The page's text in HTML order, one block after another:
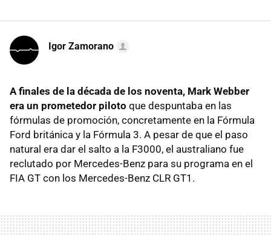
Igor Zamorano
A finales de la década de los noventa, Mark Webber
era un prometedor piloto que despuntaba en las
fórmulas de promoción, concretamente en la Fórmula
Ford británica y la Fórmula 3. A pesar de que el paso
natural era dar el salto a la F3000, el australiano fue
reclutado por Mercedes-Benz para su programa en el
FIA GT con los Mercedes-Benz CLR GT1.